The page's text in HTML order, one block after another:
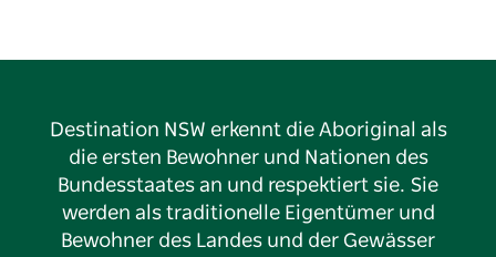
Destination NSW erkennt die Aboriginal als
die ersten Bewohner und Nationen des
Bundesstaates an und respektiert sie. Sie
werden als traditionelle Eigentümer und
Bewohner des Landes und der Gewässer